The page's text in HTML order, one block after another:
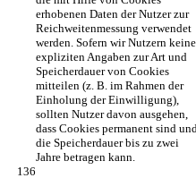
erhobenen Daten der Nutzer zur
Reichweitenmessung verwendet
werden. Sofern wir Nutzern keine
expliziten Angaben zur Art und
Speicherdauer von Cookies
mitteilen (z. B. im Rahmen der
Einholung der Einwilligung),
sollten Nutzer davon ausgehen,
dass Cookies permanent sind
die Speicherdauer bis zu zwei
Jahre betragen kann.